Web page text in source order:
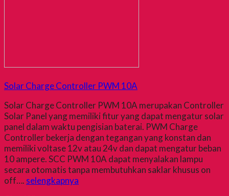
Solar Charge Controller PWM 10A
Solar Charge Controller PWM 10A merupakan Controller
Solar Panel yang memiliki fitur yang dapat mengatur solar
panel dalam waktu pengisian baterai. PWM Charge
Controller bekerja dengan tegangan yang konstan dan
memiliki voltase 12v atau 24v dan dapat mengatur beban
10 ampere. SCC PWM 10A dapat menyalakan lampu
secara otomatis tanpa membutuhkan saklar khusus on
off…. selengkapnya